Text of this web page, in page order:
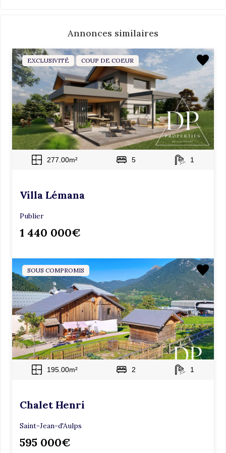
e
c
h
a
m
p
v
i
d
Annonces similaires
EXCLUSIVITÉ COUP DE COEUR
277.00m² 5 1
Villa Lémana
Publier
1 440 000€
SOUS COMPROMIS
195.00m² 2 1
Chalet Henri
Saint-Jean-d'Aulps
595 000€